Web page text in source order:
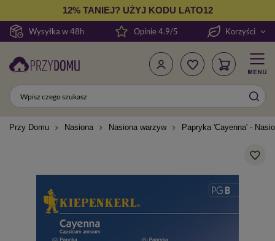
Wysyłka w 48h
12% TANIEJ? UŻYJ KODU LATO12
Opinie 4.9/5 Korzyści
Przy Domu Nasiona Nasiona warzyw Papryka 'Cayenna' -